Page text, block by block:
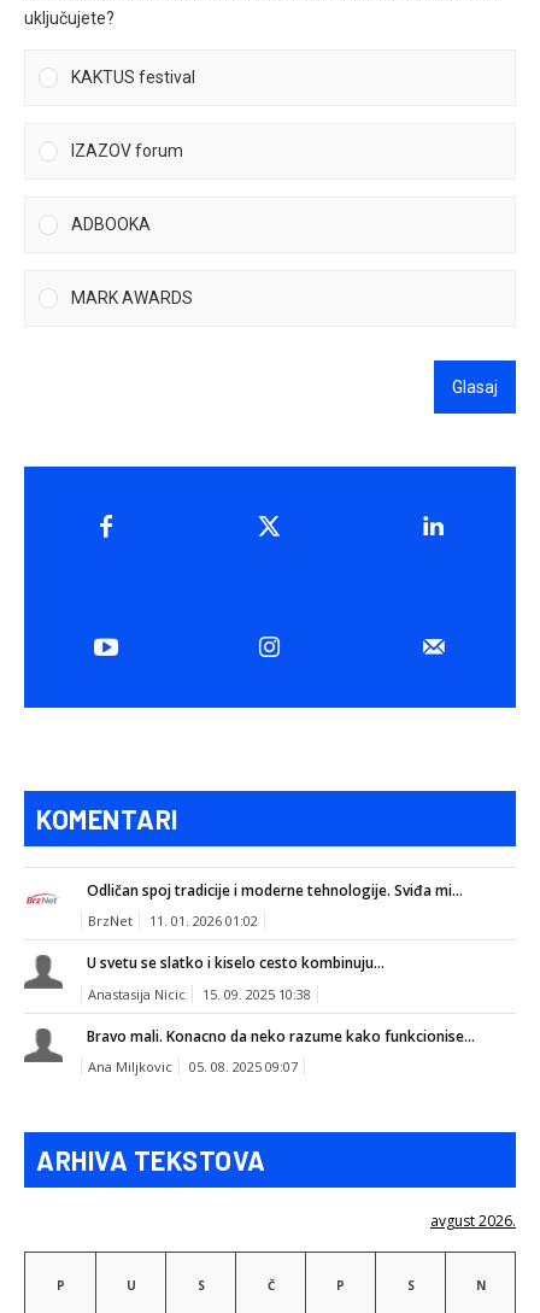
uključujete?
KAKTUS festival
IZAZOV forum
ADBOOKA
MARK AWARDS
Glasaj
KOMENTARI
Odličan spoj tradicije i moderne tehnologije. Sviđa mi...
BrzNet 11. 01. 2026 01:02
U svetu se slatko i kiselo cesto kombinuju...
Anastasija Nicic 15. 09. 2025 10:38
Bravo mali. Konacno da neko razume kako funkcionise...
Ana Miljkovic 05. 08. 2025 09:07
ARHIVA TEKSTOVA
avgust 2026.
P U S Č P S N